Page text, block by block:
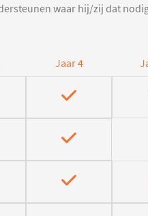
waar hij/zij dat
Jaar 4